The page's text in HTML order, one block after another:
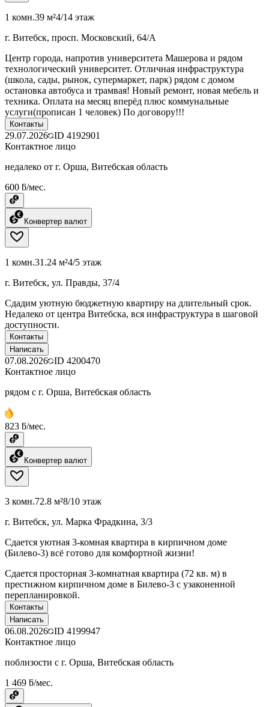
1 комн.39 м²4/14 этаж
г. Витебск, просп. Московский, 64/А
Центр города, напротив университета Машерова и рядом
технологический университет. Отличная инфраструктура
(школа, сады, рынок, супермаркет, парк) рядом с домом
остановка автобуса и трамвая! Новый ремонт, новая мебель и
техника. Оплата на месяц вперёд плюс коммунальные
услуги(прописан 1 человек) По договору!!!
Контакты
29.07.2026 ID 4192901
Контактное лицо
недалеко от г. Орша, Витебская область
600 ƃ/мес.
Конвертер валют
1 комн.31.24 м²4/5 этаж
г. Витебск, ул. Правды, 37/4
Сдадим уютную бюджетную квартиру на длительный срок.
Недалеко от центра Витебска, вся инфраструктура в шаговой
доступности.
Контакты
Написать
07.08.2026 ID 4200470
Контактное лицо
рядом с г. Орша, Витебская область
823 ƃ/мес.
Конвертер валют
3 комн.72.8 м²8/10 этаж
г. Витебск, ул. Марка Фрадкина, 3/3
Сдается уютная 3-комная квартира в кирпичном доме
(Билево-3) всё готово для комфортной жизни!
Сдается просторная 3-комнатная квартира (72 кв. м) в
престижном кирпичном доме в Билево-3 с узаконенной
перепланировкой.
Контакты
Написать
06.08.2026 ID 4199947
Контактное лицо
поблизости с г. Орша, Витебская область
1 469 ƃ/мес.